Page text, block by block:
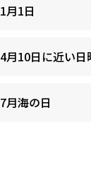
1月1日
4月10日に近い日
7月海の日